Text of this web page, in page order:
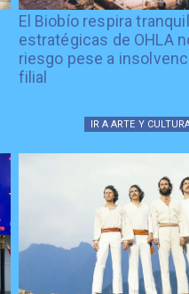
El Biobío respira
estratégicas de OHLA
riesgo pese a
filial
IR A ARTE Y